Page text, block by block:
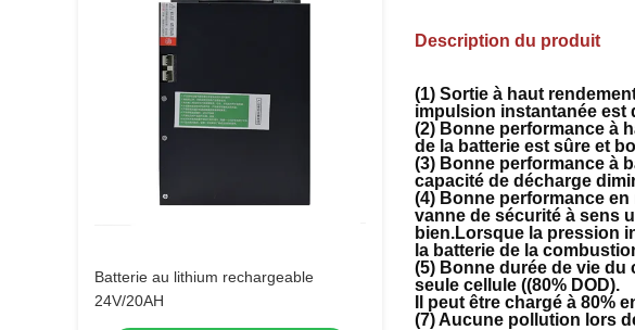
Batterie au lithium rechargeable
24V/20AH
Description du produit
(1) Sortie à haut
impulsion instantanée est
(2) Bonne performance à
de la batterie est sûre et
(3) Bonne performance à
capacité de décharge
(4) Bonne performance
vanne de sécurité à sens
bien.Lorsque la pression
la batterie de la
(5) Bonne durée de vie du
seule cellule ((80% DOD).
Il peut être chargé à 80%
(7) Aucune pollution lors